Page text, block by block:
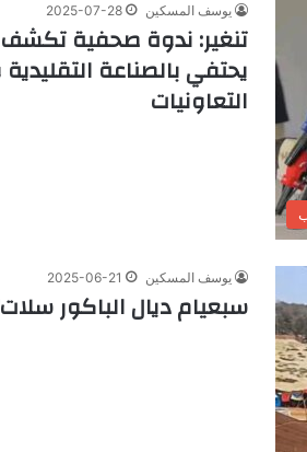
يوسف المسكين 2025-07-28
تنغير: ندوة صحفية
يحتفي بالصناعة
التعاونيات
يوسف المسكين 2025-06-21
سبعيام ديال الباكور